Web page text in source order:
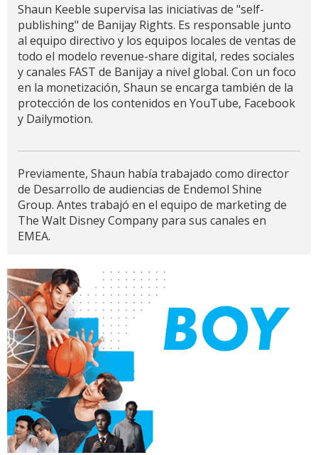
Shaun Keeble supervisa las iniciativas de "self-
publishing" de Banijay Rights. Es responsable junto
al equipo directivo y los equipos locales de ventas de
todo el modelo revenue-share digital, redes sociales
y canales FAST de Banijay a nivel global. Con un foco
en la monetización, Shaun se encarga también de la
protección de los contenidos en YouTube, Facebook
y Dailymotion.
Previamente, Shaun había trabajado como director
de Desarrollo de audiencias de Endemol Shine
Group. Antes trabajó en el equipo de marketing de
The Walt Disney Company para sus canales en
EMEA.